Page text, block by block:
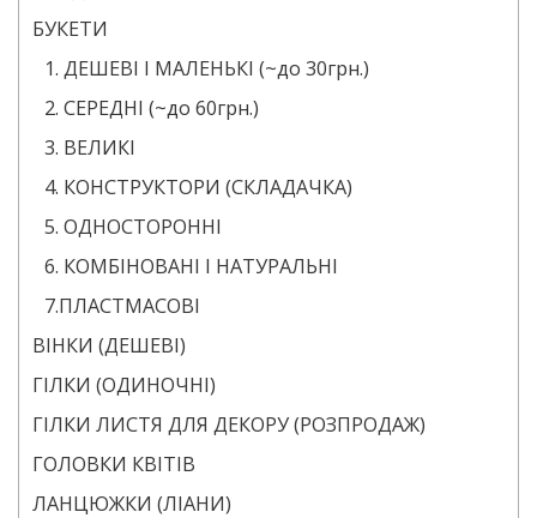
БУКЕТИ
1. ДЕШЕВІ І МАЛЕНЬКІ (~до 30грн.)
2. СЕРЕДНІ (~до 60грн.)
3. ВЕЛИКІ
4. КОНСТРУКТОРИ (СКЛАДАЧКА)
5. ОДНОСТОРОННІ
6. КОМБІНОВАНІ І НАТУРАЛЬНІ
7.ПЛАСТМАСОВІ
ВІНКИ (ДЕШЕВІ)
ГІЛКИ (ОДИНОЧНІ)
ГІЛКИ ЛИСТЯ ДЛЯ ДЕКОРУ (РОЗПРОДАЖ)
ГОЛОВКИ КВІТІВ
ЛАНЦЮЖКИ (ЛІАНИ)